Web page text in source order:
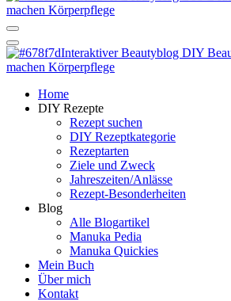
Manuka Magic –
Dein interaktiver DIY
Manuka Magic –
Dein interaktiver DIY
Dein persönlicher interaktiver DIY
Home
DIY Rezepte
Rezept suchen
DIY Rezeptkategorie
Rezeptarten
Ziele und Zweck
Jahreszeiten/Anlässe
Rezept-Besonderheiten
Blog
Alle Blogartikel
Manuka Pedia
Manuka Quickies
Mein Buch
Über mich
Kontakt